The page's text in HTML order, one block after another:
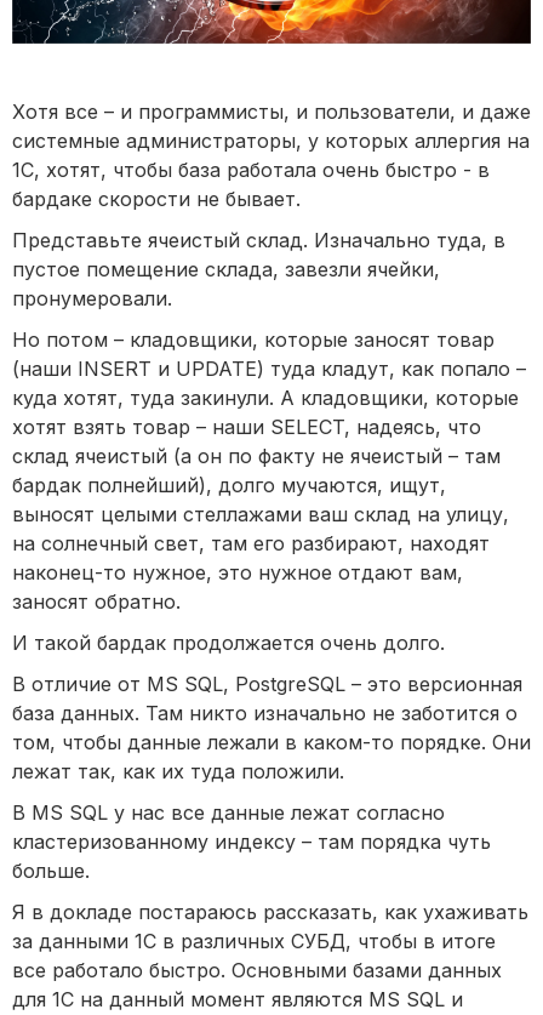
Хотя все – и программисты, и пользователи, и даже
системные администраторы, у которых аллергия на
1С, хотят, чтобы база работала очень быстро - в
бардаке скорости не бывает.
Представьте ячеистый склад. Изначально туда, в
пустое помещение склада, завезли ячейки,
пронумеровали.
Но потом – кладовщики, которые заносят товар
(наши INSERT и UPDATE) туда кладут, как попало –
куда хотят, туда закинули. А кладовщики, которые
хотят взять товар – наши SELECT, надеясь, что
склад ячеистый (а он по факту не ячеистый – там
бардак полнейший), долго мучаются, ищут,
выносят целыми стеллажами ваш склад на улицу,
на солнечный свет, там его разбирают, находят
наконец-то нужное, это нужное отдают вам,
заносят обратно.
И такой бардак продолжается очень долго.
В отличие от MS SQL, PostgreSQL – это версионная
база данных. Там никто изначально не заботится о
том, чтобы данные лежали в каком-то порядке. Они
лежат так, как их туда положили.
В MS SQL у нас все данные лежат согласно
кластеризованному индексу – там порядка чуть
больше.
Я в докладе постараюсь рассказать, как ухаживать
за данными 1С в различных СУБД, чтобы в итоге
все работало быстро. Основными базами данных
для 1С на данный момент являются MS SQL и